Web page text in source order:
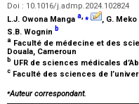
Doi : 10.1016/j.admp.2024.102824
L.J. Owona Manga a,⁎ , G.
S.B. Wognin b
a Faculté de médecine et des
Douala, Cameroun
b UFR de sciences médicales
c Faculté des sciences de
⁎Auteur correspondant.